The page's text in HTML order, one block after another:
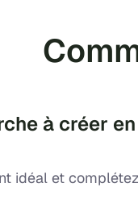
à créer en
idéal et